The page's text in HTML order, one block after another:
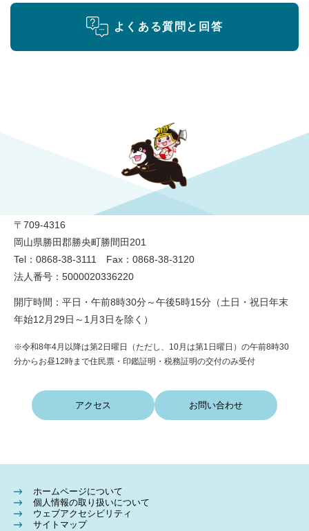
よくある質問と回答
〒709-4316
岡山県勝田郡勝央町勝間田201
Tel：0868-38-3111 Fax：0868-38-3120
法人番号：5000020336220
開庁時間：平日・午前8時30分～午後5時15分（土日・祝日年末
年始12月29日～1月3日を除く）
※令和8年4月以降は第2日曜日（ただし、10月は第1日曜日）の午前8時30
分からお昼12時まで住民票・印鑑証明・税務証明の交付のみ受付
アクセス お問い合わせ
ホームページについて
個人情報の取り扱いについて
ウェブアクセシビリティ
サイトマップ